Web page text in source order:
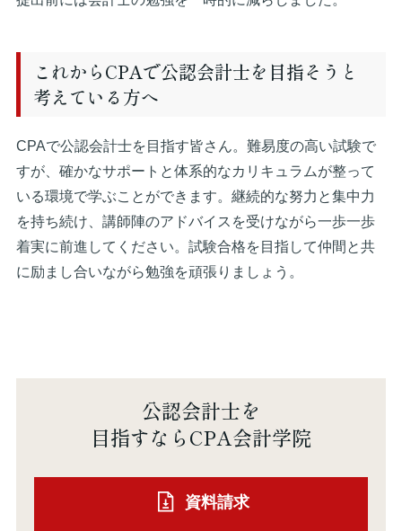
これからCPAで公認会計士を目指そうと
考えている方へ
CPAで公認会計士を目指す皆さん。難易度の高い試験で
すが、確かなサポートと体系的なカリキュラムが整って
いる環境で学ぶことができます。継続的な努力と集中力
を持ち続け、講師陣のアドバイスを受けながら一歩一歩
着実に前進してください。試験合格を目指して仲間と共
に励まし合いながら勉強を頑張りましょう。
公認会計士を
目指すならCPA会計学院
資料請求